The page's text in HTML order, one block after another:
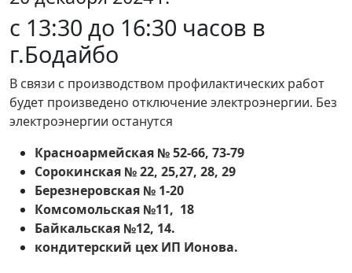
с 13:30 до 16:30 часов в
г.Бодайбо
В связи с производством профилактических работ
будет произведено отключение электроэнергии. Без
электроэнергии останутся
Красноармейская № 52-66, 73-79
Сорокинская № 22, 25,27, 28, 29
Березнеровская № 1-20
Комсомольская №11, 18
Байкальская №12, 14.
кондитерский цех ИП Ионова.